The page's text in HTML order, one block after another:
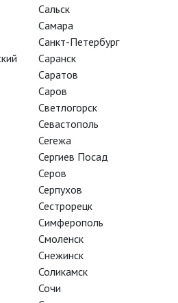
Дон
чёрного. Драма Верди с
Григорян;
Кирилла
мировую историю и
Сальск
Самара
Санкт-Петербург
Саранск
Саратов
Саров
Светлогорск
Севастополь
Сегежа
Сергиев Посад
Серов
Серпухов
Сестрорецк
Симферополь
Смоленск
Снежинск
Соликамск
Сочи